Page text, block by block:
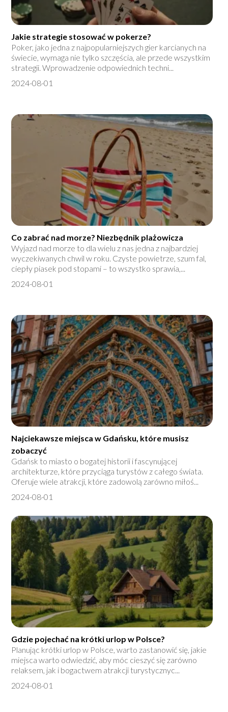
Jakie strategie stosować w pokerze?
Poker, jako jedna z najpopularniejszych gier karcianych na
świecie, wymaga nie tylko szczęścia, ale przede wszystkim
strategii. Wprowadzenie odpowiednich techni...
2024-08-01
Co zabrać nad morze? Niezbędnik plażowicza
Wyjazd nad morze to dla wielu z nas jedna z najbardziej
wyczekiwanych chwil w roku. Czyste powietrze, szum fal,
ciepły piasek pod stopami – to wszystko sprawia,...
2024-08-01
Najciekawsze miejsca w Gdańsku, które musisz
zobaczyć
Gdańsk to miasto o bogatej historii i fascynującej
architekturze, które przyciąga turystów z całego świata.
Oferuje wiele atrakcji, które zadowolą zarówno miłoś...
2024-08-01
Gdzie pojechać na krótki urlop w Polsce?
Planując krótki urlop w Polsce, warto zastanowić się, jakie
miejsca warto odwiedzić, aby móc cieszyć się zarówno
relaksem, jak i bogactwem atrakcji turystycznyc...
2024-08-01